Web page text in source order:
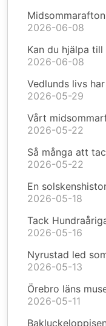
2026-06-08
Kan du hjälpa
2026-06-08
Vedlunds livs
2026-05-29
Vårt
2026-05-22
Så många att
2026-05-22
En
2026-05-18
Tack
2026-05-16
2026-05-13
Örebro läns
2026-05-11